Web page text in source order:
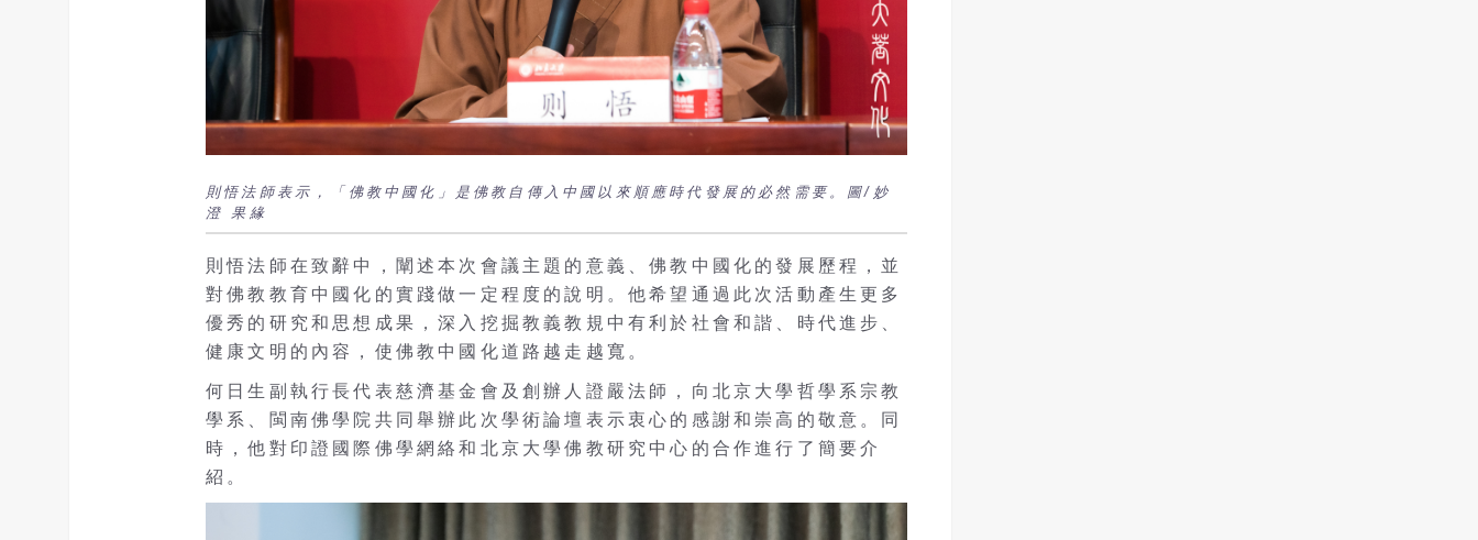
則悟法師表示，「佛教中國化」是佛教自傳入中國以來順應時代發展的必然需要。圖/妙
澄 果緣
則悟法師在致辭中，闡述本次會議主題的意義、佛教中國化的發展歷程，並
對佛教教育中國化的實踐做一定程度的說明。他希望通過此次活動產生更多
優秀的研究和思想成果，深入挖掘教義教規中有利於社會和諧、時代進步、
健康文明的內容，使佛教中國化道路越走越寬。
何日生副執行長代表慈濟基金會及創辦人證嚴法師，向北京大學哲學系宗教
學系、閩南佛學院共同舉辦此次學術論壇表示衷心的感謝和崇高的敬意。同
時，他對印證國際佛學網絡和北京大學佛教研究中心的合作進行了簡要介
紹。